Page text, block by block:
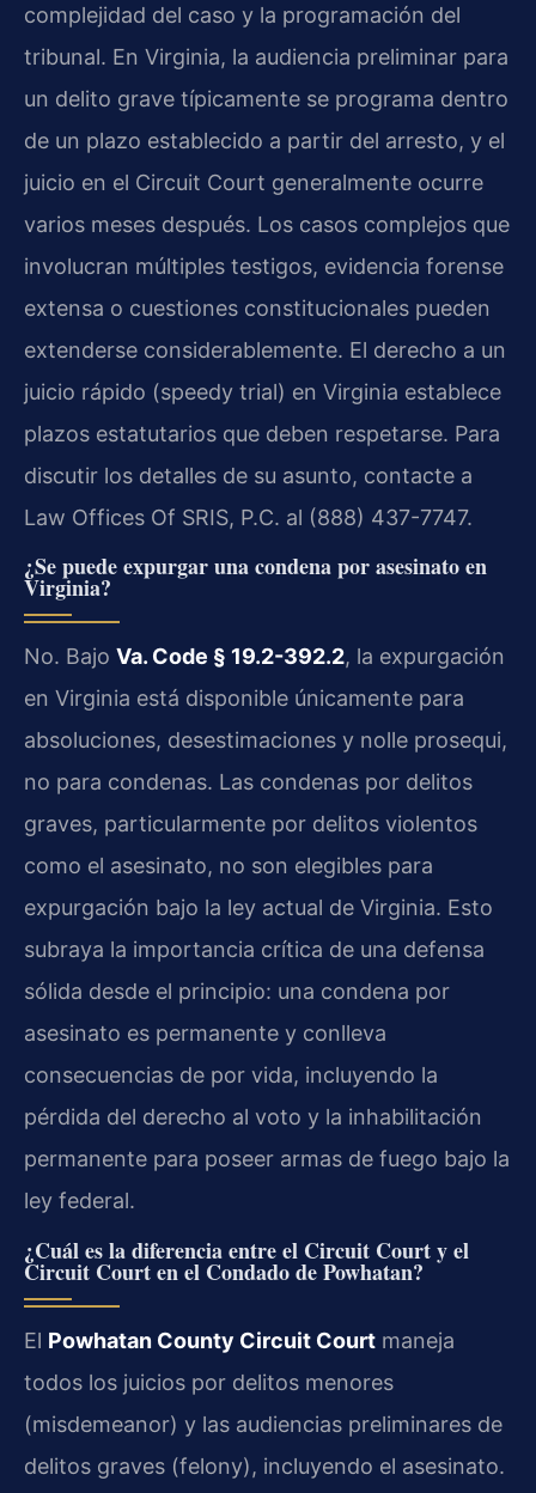
complejidad del caso y la programación del
tribunal. En Virginia, la audiencia preliminar para
un delito grave típicamente se programa dentro
de un plazo establecido a partir del arresto, y el
juicio en el Circuit Court generalmente ocurre
varios meses después. Los casos complejos que
involucran múltiples testigos, evidencia forense
extensa o cuestiones constitucionales pueden
extenderse considerablemente. El derecho a un
juicio rápido (speedy trial) en Virginia establece
plazos estatutarios que deben respetarse. Para
discutir los detalles de su asunto, contacte a
Law Offices Of SRIS, P.C. al (888) 437-7747.
¿Se puede expurgar una condena por asesinato en
Virginia?
No. Bajo Va. Code § 19.2-392.2, la expurgación
en Virginia está disponible únicamente para
absoluciones, desestimaciones y nolle prosequi,
no para condenas. Las condenas por delitos
graves, particularmente por delitos violentos
como el asesinato, no son elegibles para
expurgación bajo la ley actual de Virginia. Esto
subraya la importancia crítica de una defensa
sólida desde el principio: una condena por
asesinato es permanente y conlleva
consecuencias de por vida, incluyendo la
pérdida del derecho al voto y la inhabilitación
permanente para poseer armas de fuego bajo la
ley federal.
¿Cuál es la diferencia entre el Circuit Court y el
Circuit Court en el Condado de Powhatan?
El Powhatan County Circuit Court maneja
todos los juicios por delitos menores
(misdemeanor) y las audiencias preliminares de
delitos graves (felony), incluyendo el asesinato.